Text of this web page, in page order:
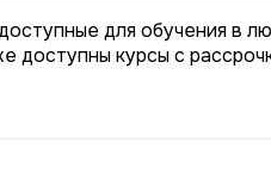
для обучения в
доступны курсы с